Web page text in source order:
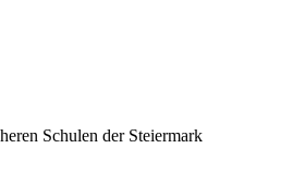
Schulen der Steiermark